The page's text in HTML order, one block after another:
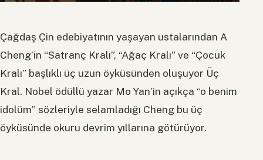
Çağdaş Çin edebiyatının yaşayan ustalarından A
Cheng’in “Satranç Kralı”, “Ağaç Kralı” ve “Çocuk
Kralı” başlıklı üç uzun öyküsünden oluşuyor Üç
Kral. Nobel ödüllü yazar Mo Yan’in açıkça “o benim
idolüm” sözleriyle selamladığı Cheng bu üç
öyküsünde okuru devrim yıllarına götürüyor.